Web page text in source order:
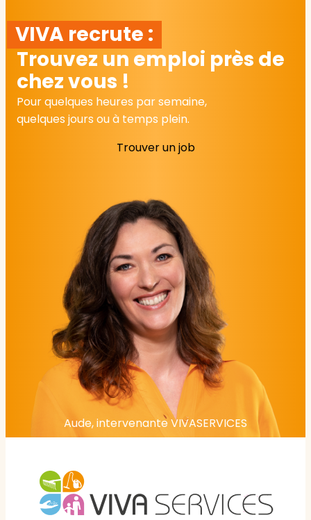
VIVA recrute :
Trouvez un emploi près de
chez vous !
Pour quelques heures par semaine,
quelques jours ou à temps plein.
Trouver un job
Aude, intervenante VIVASERVICES